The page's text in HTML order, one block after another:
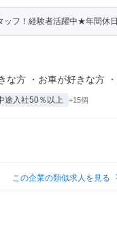
ッフ！経験者活躍中★年間
方 ・お車が好きな方 ・
途入社50％以上 +15個
この企業の類似求人を見る